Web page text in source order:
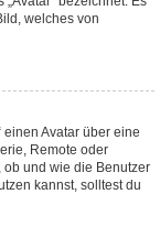
welches von
einen Avatar über eine
Remote oder
und wie die Benutzer
kannst, solltest du